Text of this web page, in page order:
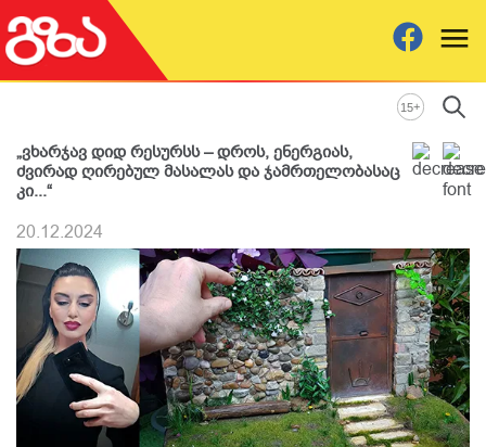
15+
„ვხარჯავ დიდ რესურსს – დროს, ენერგიას,
ძვირად ღირებულ მასალას და ჯამრთელობასაც
კი...“
20.12.2024